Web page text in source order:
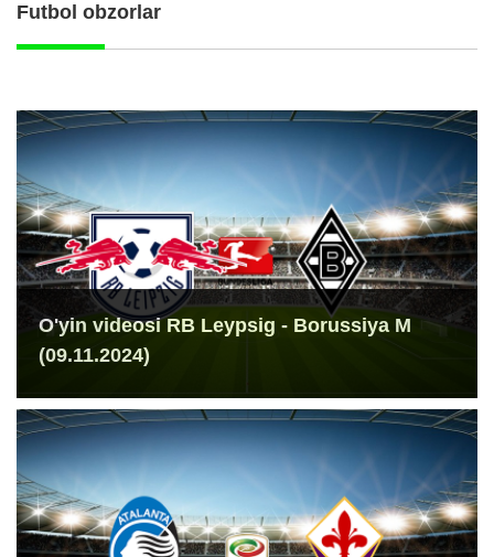
Futbol obzorlar
O'yin videosi RB Leypsig - Borussiya M
(09.11.2024)